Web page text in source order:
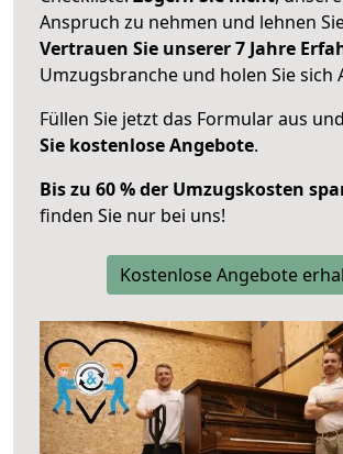
Anspruch zu nehmen und lehnen
Vertrauen Sie unserer 7 Jahre
Umzugsbranche und holen Sie sich
Füllen Sie jetzt das Formular aus und
Sie kostenlose Angebote.
Bis zu 60 % der Umzugskosten
finden Sie nur bei uns!
Kostenlose Angebote